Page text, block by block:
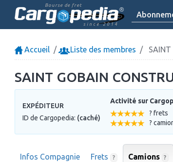
Bourse de fret
since 2014
Accueil Liste des membres SAINT
SAINT GOBAIN
EXPÉDITEUR
ID de Cargopedia: (caché)
Activité sur
? frets
?
Infos Compagnie Frets ? Camions ?